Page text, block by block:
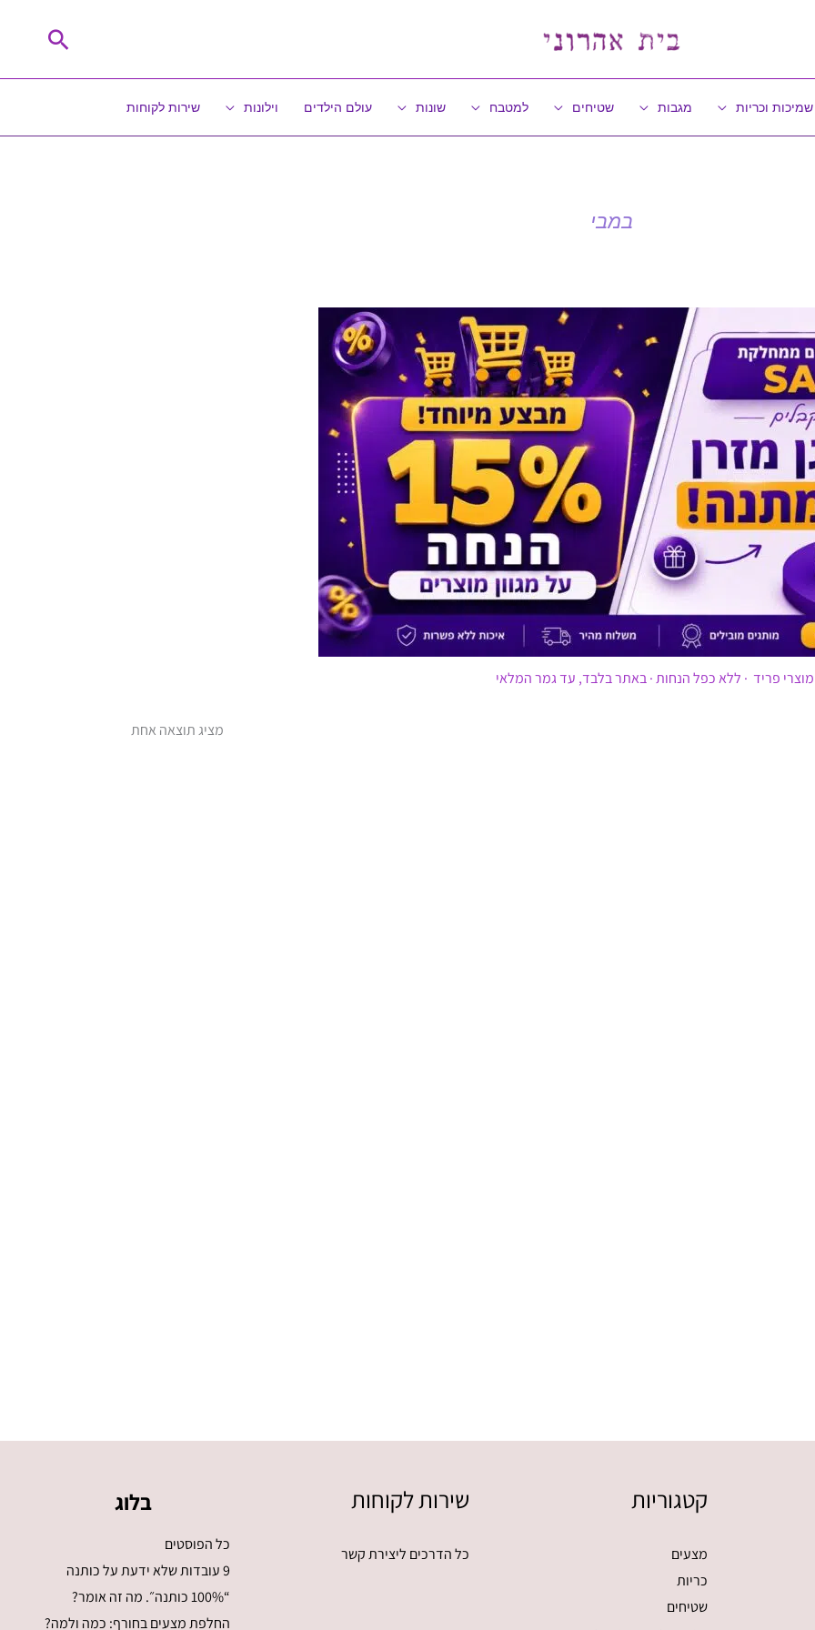
חיפוש
שמיכות וכריות מגבות שטיחים למטבח שונות עולם הילדים וילונות שירות לקוחות
במבי
פריד · ללא כפל הנחות · באתר בלבד, עד גמר המלאי
מציג תוצאה אחת
קטגוריות
מצעים
כריות
שטיחים
שירות לקוחות
כל הדרכים ליצירת קשר
בלוג
כל הפוסטים
9 עובדות שלא ידעת על כותנה
“100% כותנה״. מה זה אומר?
החלפת מצעים בחורף: כמה ולמה?